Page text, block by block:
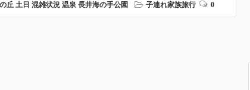
丘 土日 混雑状況 温泉 長井海の手公園 子連れ家族旅行 0